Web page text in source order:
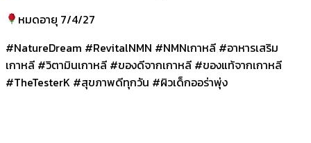
หมดอายุ 7/4/27
#NatureDream #RevitalNMN #NMNเกาหลี #อาหารเสริม
เกาหลี #วิตามินเกาหลี #ของดีจากเกาหลี #ของแท้จากเกาหลี
#TheTesterK #สุขภาพดีทุกวัน #ผิวเด็กออร่าพุ่ง